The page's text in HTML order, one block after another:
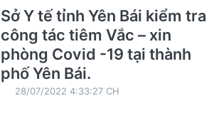
Sở Y tế tỉnh Yên Bái kiểm tra
công tác tiêm Vắc – xin
phòng Covid -19 tại thành
phố Yên Bái.
28/07/2022 4:33:27 CH